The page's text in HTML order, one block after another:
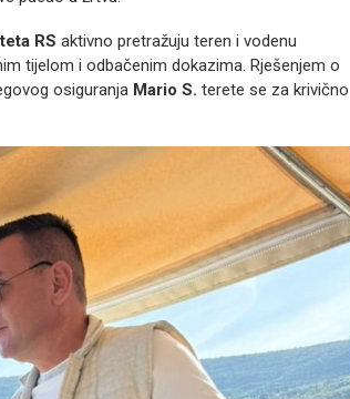
RS aktivno pretražuju teren i vodenu
tijelom i odbačenim dokazima. Rješenjem o
osiguranja Mario S. terete se za krivično